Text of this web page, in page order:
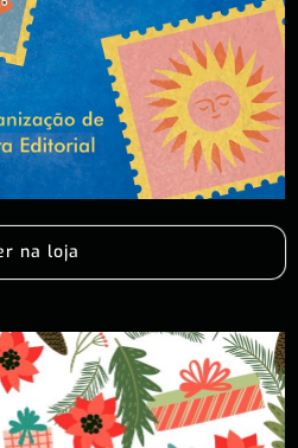
na loja